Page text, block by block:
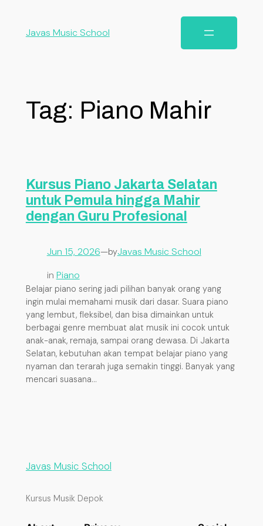
Javas Music School
Tag: Piano Mahir
Kursus Piano Jakarta Selatan
untuk Pemula hingga Mahir
dengan Guru Profesional
Jun 15, 2026—byJavas Music School
in Piano
Belajar piano sering jadi pilihan banyak orang yang
ingin mulai memahami musik dari dasar. Suara piano
yang lembut, fleksibel, dan bisa dimainkan untuk
berbagai genre membuat alat musik ini cocok untuk
anak-anak, remaja, sampai orang dewasa. Di Jakarta
Selatan, kebutuhan akan tempat belajar piano yang
nyaman dan terarah juga semakin tinggi. Banyak yang
mencari suasana…
Javas Music School
Kursus Musik Depok